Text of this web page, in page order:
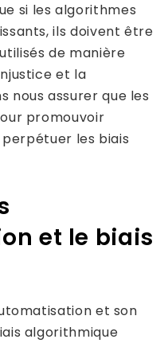
si les algorithmes
ils doivent être
de manière
et la
nous assurer que les
promouvoir
perpétuer les biais
et le biais
et son
algorithmique